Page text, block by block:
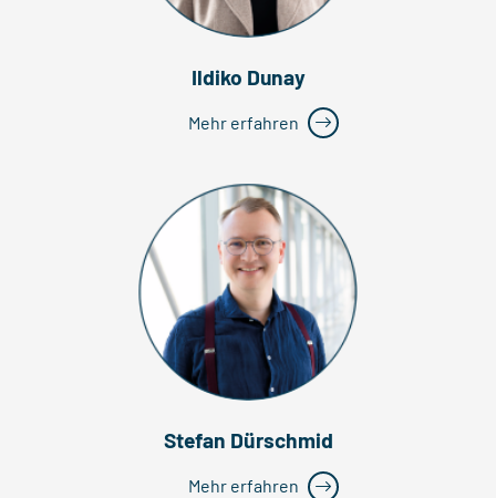
Ildiko Dunay
Mehr erfahren
Stefan Dürschmid
Mehr erfahren